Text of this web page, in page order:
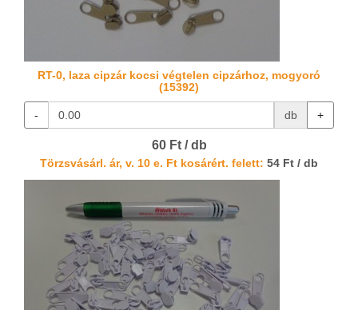
RT-0, laza cipzár kocsi végtelen cipzárhoz, mogyoró
(15392)
- db +
60 Ft / db
Törzsvásárl. ár, v. 10 e. Ft kosárért. felett: 54 Ft / db